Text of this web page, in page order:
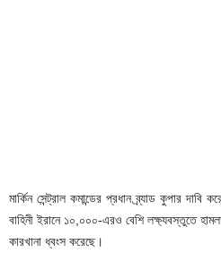
মার্কিন সেন্ট্রাল কমান্ডের প্রধান ব্র্যাড কুপার
বাহিনী ইরানে ১০,০০০-এরও বেশি লক্ষ্যবস্তুতে
কারখানা ধ্বংস করেছে।